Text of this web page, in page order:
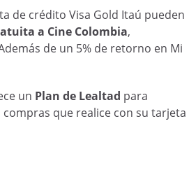
de crédito Visa Gold Itaú pueden
a Cine Colombia,
de un 5% de retorno en Mi
un Plan de Lealtad para
que realice con su tarjeta